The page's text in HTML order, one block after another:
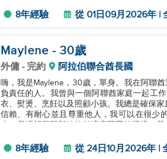
8年經驗 從 01日09月2026年 |
Maylene - 30歲
外傭 - 完約 阿拉伯聯合酋長國
嗨，我是Maylene，30歲，單身。我在阿聯
負責任的人。我曾與一個阿聯酋家庭一起工作，照顧2位成年
衣、熨燙、烹飪以及照顧小孩。我總是確保
信賴、有耐心並且尊重他人，我可以在很少的監督下獨立工作。 我的當
8年經驗 從 24日10月2026年 |